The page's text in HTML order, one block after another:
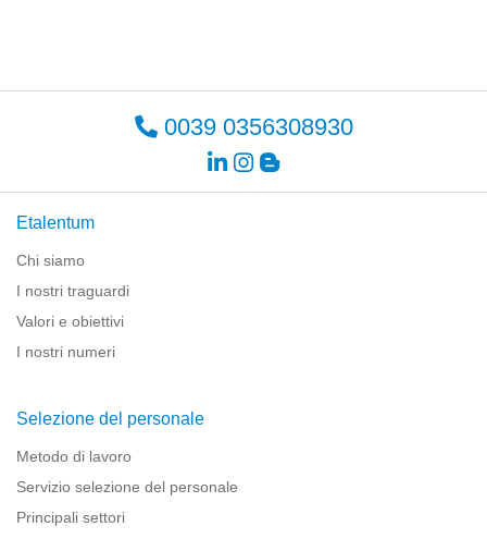
0039 0356308930
Etalentum
Chi siamo
I nostri traguardi
Valori e obiettivi
I nostri numeri
Selezione del personale
Metodo di lavoro
Servizio selezione del personale
Principali settori